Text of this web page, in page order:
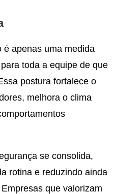
é apenas uma medida
toda a equipe de que
postura fortalece o
melhora o clima
se consolida,
rotina e reduzindo ainda
que valorizam